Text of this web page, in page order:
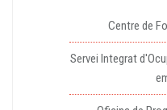
Centre de
Servei Integrat